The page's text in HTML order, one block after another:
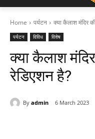
Home पर्यटन क्या कैलाश मंदिर
पर्यटन विविध विशेष
क्या कैलाश
रेडिएशन है?
By admin 6 March 2023